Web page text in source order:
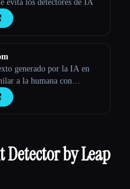
evita los detectores de IA
generado por la IA en
a la humana con
Detector by Leap